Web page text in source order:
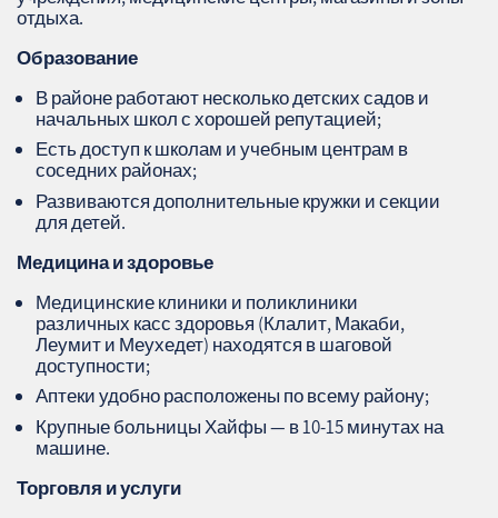
отдыха.
Образование
В районе работают несколько детских садов и
начальных школ с хорошей репутацией;
Есть доступ к школам и учебным центрам в
соседних районах;
Развиваются дополнительные кружки и секции
для детей.
Медицина и здоровье
Медицинские клиники и поликлиники
различных касс здоровья (Клалит, Макаби,
Леумит и Меухедет) находятся в шаговой
доступности;
Аптеки удобно расположены по всему району;
Крупные больницы Хайфы — в 10-15 минутах на
машине.
Торговля и услуги